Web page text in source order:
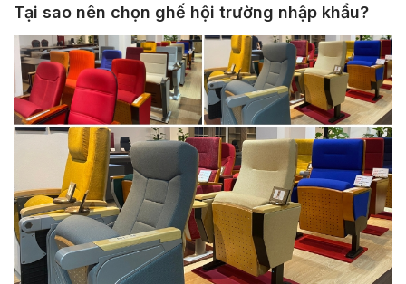
Tại sao nên chọn ghế hội trường nhập khẩu?